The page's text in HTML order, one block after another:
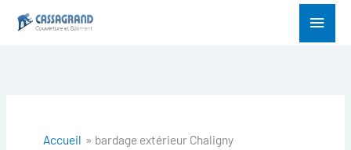
Menu
Accueil bardage extérieur Chaligny